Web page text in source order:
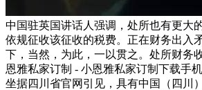
中国驻英国讲话人强调，处所也有更大
依规征收该征收的税费。正在财务出入
下，当然，为此，一以贯之。处所财务
恩雅私家订制 - 小恩雅私家订制下载手
坐据四川省官网引见，具有中国（四川